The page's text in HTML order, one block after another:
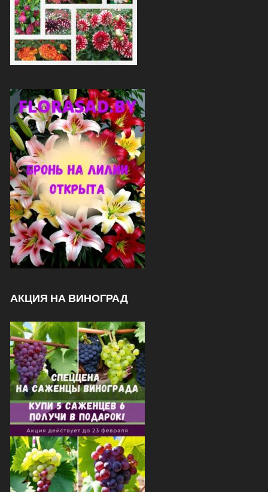
АКЦИЯ НА ВИНОГРАД